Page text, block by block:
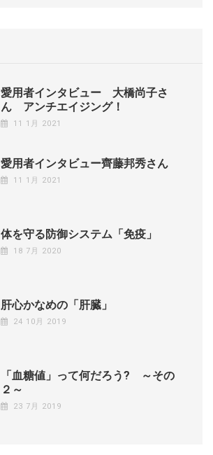
愛用者インタビュー 大橋尚子さ
ん アンチエイジング！
11 1月 2021
愛用者インタビュー齊藤邦秀さん
11 1月 2021
体を守る防御システム「免疫」
18 7月 2020
肝心かなめの「肝臓」
24 10月 2019
「血糖値」って何だろう? ～その
２～
23 7月 2019